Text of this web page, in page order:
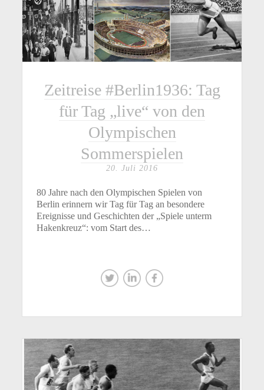
Zeitreise #Berlin1936: Tag
für Tag „live“ von den
Olympischen
Sommerspielen
20. Juli 2016
80 Jahre nach den Olympischen Spielen von
Berlin erinnern wir Tag für Tag an besondere
Ereignisse und Geschichten der „Spiele unterm
Hakenkreuz“: vom Start des…